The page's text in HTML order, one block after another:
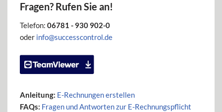
Fragen? Rufen Sie an!
Telefon: 06781 - 930 902-0
oder info@successcontrol.de
Anleitung: E-Rechnungen erstellen
FAQs: Fragen und Antworten zur E-Rechnungspflicht